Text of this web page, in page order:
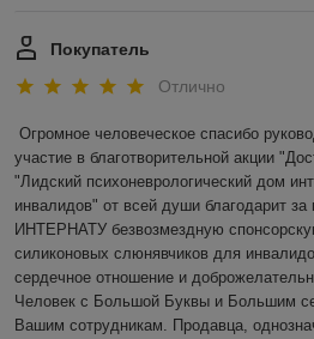
Покупатель
Отлично
Огромное человеческое спасибо
участие в благотворительной акции
"Лидский психоневрологический дом
инвалидов" от всей души благодарит
ИНТЕРНАТУ безвозмездную
силиконовых слюнявчиков для
сердечное отношение и
Человек с Большой Буквы и Большим
Вашим сотрудникам. Продавца,